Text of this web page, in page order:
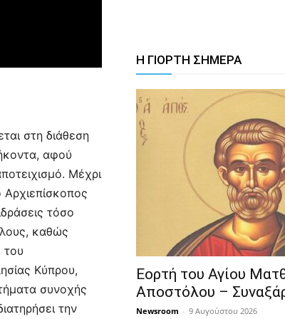
στη διάθεση
αφού
Μέχρι
τόσο
καθώς
του
Κύπρου,
συνοχής
την
Η ΓΙΟΡΤΗ ΣΗΜΕΡΑ
Εορτή του Αγίου
Αποστόλου –
Newsroom - 9 Αυγούστου 2026